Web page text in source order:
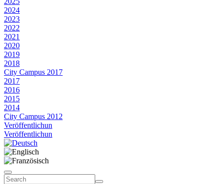
2024
2023
2022
2021
2020
2019
2018
City Campus 2017
2017
2016
2015
2014
City Campus 2012
Veröffentlichun
Veröffentlichun